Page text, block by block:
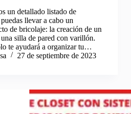
un detallado listado de
llevar a cabo un
de bricolaje: la creación de un
silla de pared con varillón.
te ayudará a organizar tu…
27 de septiembre de 2023